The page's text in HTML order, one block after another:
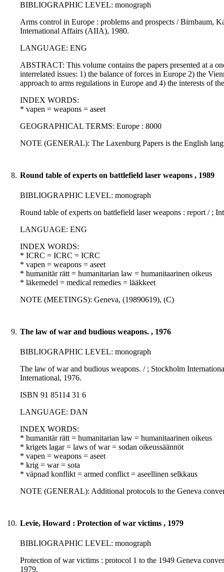
BIBLIOGRAPHIC LEVEL: monograph
Arms control in Europe : problems and prospects / Birnbaum,
International Affairs (AIIA), 1980.
LANGUAGE: ENG
ABSTRACT: This volume contains the papers presented at a
interrelated issues: 1) the balance of forces in Europe 2) the
approach to arms regulations in Europe and 4) the interests of
INDEX WORDS:
* vapen = weapons = aseet
GEOGRAPHICAL TERMS: Europe : 8000
NOTE (GENERAL): The Laxenburg Papers is the English
8. Round table of experts on battlefield laser weapons , 1989
BIBLIOGRAPHIC LEVEL: monograph
Round table of experts on battlefield laser weapons : report / ;
LANGUAGE: ENG
INDEX WORDS:
* ICRC = ICRC = ICRC
* vapen = weapons = aseet
* humanitär rätt = humanitarian law = humanitaarinen oikeus
* läkemedel = medical remedies = lääkkeet
NOTE (MEETINGS): Geneva, (19890619), (C)
9. The law of war and budious weapons. , 1976
BIBLIOGRAPHIC LEVEL: monograph
The law of war and budious weapons. / ; Stockholm
International, 1976.
ISBN 91 85114 31 6
LANGUAGE: DAN
INDEX WORDS:
* humanitär rätt = humanitarian law = humanitaarinen oikeus
* krigets lagar = laws of war = sodan oikeussäännöt
* vapen = weapons = aseet
* krig = war = sota
* väpnad konflikt = armed conflict = aseellinen selkkaus
NOTE (GENERAL): Additional protocols to the Geneva
10. Levie, Howard : Protection of war victims , 1979
BIBLIOGRAPHIC LEVEL: monograph
Protection of war victims : protocol 1 to the 1949 Geneva
1979.